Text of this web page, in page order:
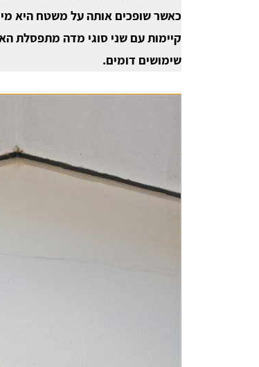
כאשר שופכים אותה על משטח היא
קיימות עם שני סוגי מדה מתפסלת
שימושים דומים.